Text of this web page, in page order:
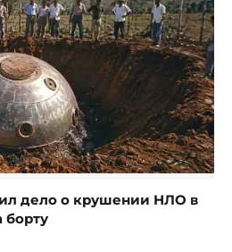
дело о крушении НЛО в
борту